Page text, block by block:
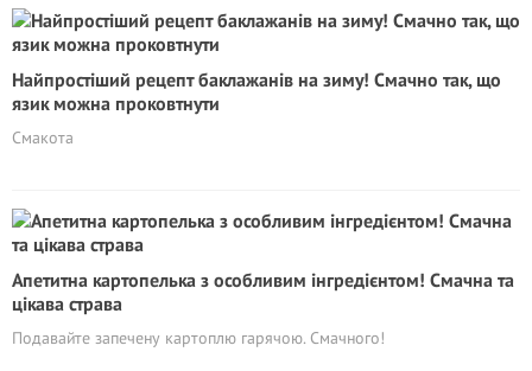
Найпростіший рецепт баклажанів на зиму! Смачно так, що
язик можна проковтнути
Смакота
Апетитна картопелька з особливим інгредієнтом! Смачна та
цікава страва
Подавайте запечену картоплю гарячою. Смачного!